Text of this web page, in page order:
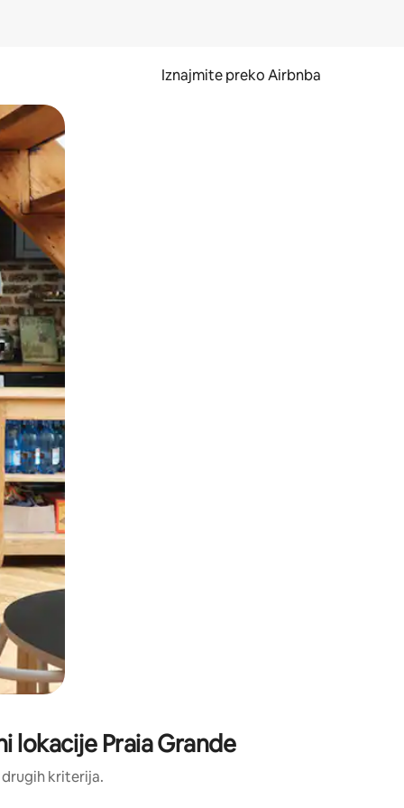
Iznajmite preko Airbnba
prstom po zaslonu.
lokacije Praia Grande
drugih kriterija.